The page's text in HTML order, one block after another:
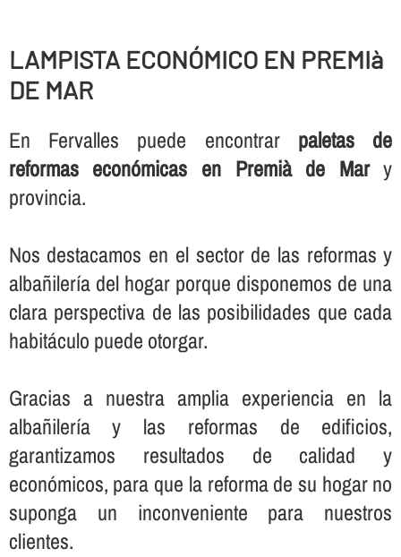
LAMPISTA ECONÓMICO EN PREMIà
DE MAR
En Fervalles puede encontrar paletas de
reformas económicas en Premià de Mary
provincia.
Nos destacamos en el sector de las reformas y
albañilerí­a del hogar porque disponemos de una
clara perspectiva de las posibilidades que cada
habitáculo puede otorgar.
Gracias a nuestra amplia experiencia en la
albañilerí­a y las reformas de edificios,
garantizamos resultados de calidad y
económicos, para que la reforma de su hogar no
suponga un inconveniente para nuestros
clientes.